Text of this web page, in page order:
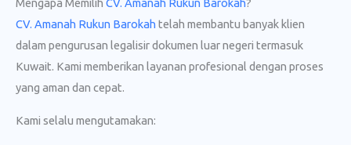
Mengapa Memilih CV. Amanah Rukun Barokah?
CV. Amanah Rukun Barokah telah membantu banyak klien
dalam pengurusan legalisir dokumen luar negeri termasuk
Kuwait. Kami memberikan layanan profesional dengan proses
yang aman dan cepat.
Kami selalu mengutamakan: